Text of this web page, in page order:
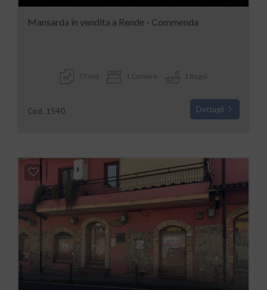
Mansarda in vendita a Rende - Commenda
77 mq 1 Camere 1 Bagni
Cod. 1540 Dettagli